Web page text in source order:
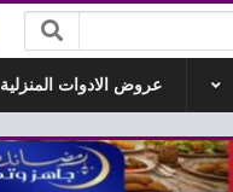
عروض الادوات المنزلية